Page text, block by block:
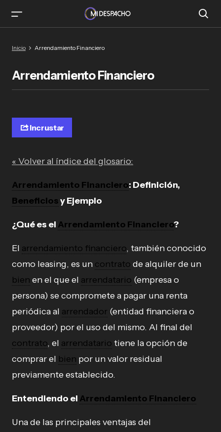
Inicio Arrendamiento Financiero
Arrendamiento Financiero
Incrustar
« Volver al índice del glosario:
Arrendamiento Financiero: Definición,
Beneficiosy Ejemplo
¿Qué es el Arrendamiento Financiero?
El arrendamiento financiero, también conocido
como leasing, es un contrato de alquiler de un
bien en el que el arrendatario (empresa o
persona) se compromete a pagar una renta
periódica al arrendador (entidad financiera o
proveedor) por el uso del mismo. Al final del
contrato, el arrendatario tiene la opción de
comprar el bien por un valor residual
previamente establecido.
Entendiendo el Arrendamiento Financiero
Una de las principales ventajas del